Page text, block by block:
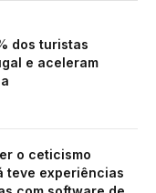
dos turistas
e aceleram
o ceticismo
teve experiências